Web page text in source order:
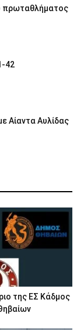
πρωταθλήματος
42
Αίαντα Αυλίδας
της ΕΣ Κάδμος